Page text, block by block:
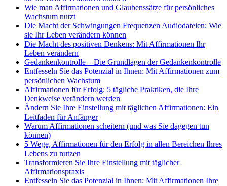
Wie man Affirmationen und Glaubenssätze für persönliches
Wachstum nutzt
Die Macht der Schwingungen Frequenzen Audiodateien: Wie
sie Ihr Leben verändern können
Die Macht des positiven Denkens: Mit Affirmationen Ihr
Leben verändern
Gedankenkontrolle – Die Grundlagen der Gedankenkontrolle
Entfesseln Sie das Potenzial in Ihnen: Mit Affirmationen zum
persönlichen Wachstum
Affirmationen für Erfolg: 5 tägliche Praktiken, die Ihre
Denkweise verändern werden
Ändern Sie Ihre Einstellung mit täglichen Affirmationen: Ein
Leitfaden für Anfänger
Warum Affirmationen scheitern (und was Sie dagegen tun
können)
5 Wege, Affirmationen für den Erfolg in allen Bereichen Ihres
Lebens zu nutzen
Transformieren Sie Ihre Einstellung mit täglicher
Affirmationspraxis
Entfesseln Sie das Potenzial in Ihnen: Mit Affirmationen Ihre